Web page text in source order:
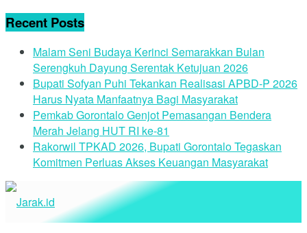
Recent Posts
Malam Seni Budaya Kerinci Semarakkan Bulan
Serengkuh Dayung Serentak Ketujuan 2026
Bupati Sofyan Puhi Tekankan Realisasi APBD-P 2026
Harus Nyata Manfaatnya Bagi Masyarakat
Pemkab Gorontalo Genjot Pemasangan Bendera
Merah Jelang HUT RI ke-81
Rakorwil TPKAD 2026, Bupati Gorontalo Tegaskan
Komitmen Perluas Akses Keuangan Masyarakat